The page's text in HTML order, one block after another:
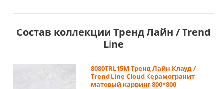
Состав коллекции Тренд Лайн / Trend
Line
8080TRL15M Тренд Лайн Клауд /
Trend Line Cloud Керамогранит
матовый карвинг 800*800